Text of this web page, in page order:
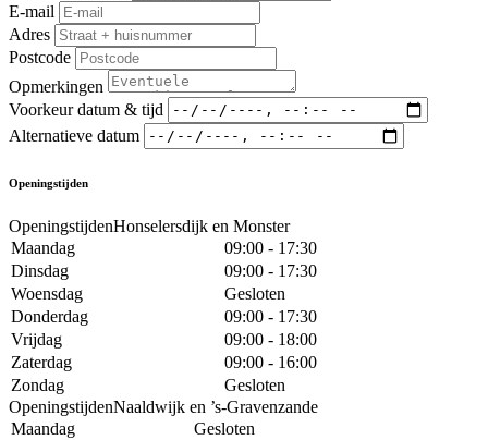
E-mail
Adres
Postcode
Opmerkingen
Voorkeur datum & tijd
Alternatieve datum
Openingstijden
OpeningstijdenHonselersdijk en Monster
Maandag
09:00 - 17:30
Dinsdag
09:00 - 17:30
Woensdag
Gesloten
Donderdag
09:00 - 17:30
Vrijdag
09:00 - 18:00
Zaterdag
09:00 - 16:00
Zondag
Gesloten
OpeningstijdenNaaldwijk en ’s-Gravenzande
Maandag
Gesloten